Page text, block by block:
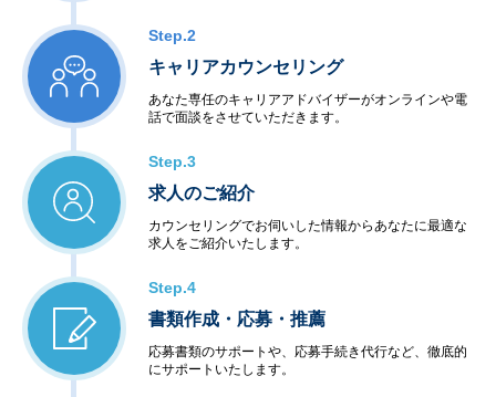
Step.2
キャリアカウンセリング
あなた専任のキャリアアドバイザーがオンラインや電
話で面談をさせていただきます。
Step.3
求人のご紹介
カウンセリングでお伺いした情報からあなたに最適な
求人をご紹介いたします。
Step.4
書類作成・応募・推薦
応募書類のサポートや、応募手続き代行など、徹底的
にサポートいたします。